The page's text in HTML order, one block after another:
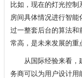
比如，现在的灯光控
房间具体情况进行智
过一整套后台的算法和
常高，是未来发展的重
从国际经验来看，建
务商可以为用户设计用